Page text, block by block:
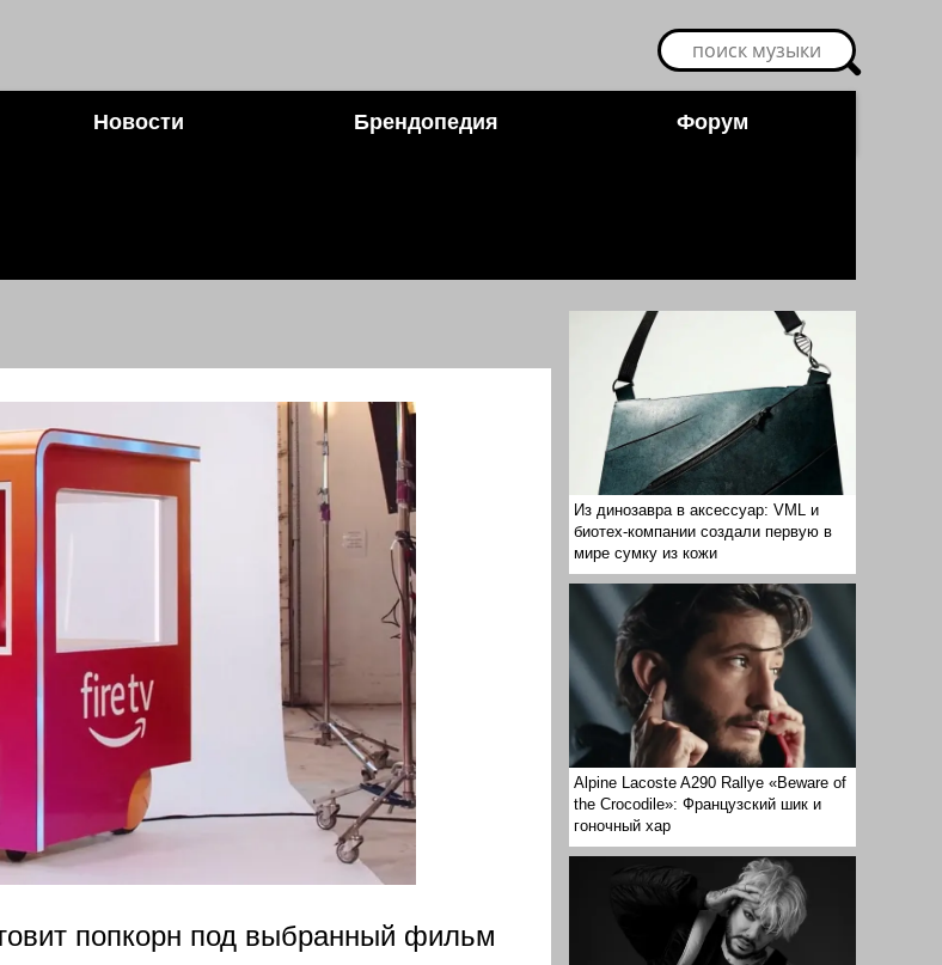
Новости Брендопедия Форум
Из динозавра в аксессуар: VML и
биотех-компании создали первую в
мире сумку из кожи
Alpine Lacoste A290 Rallye «Beware of
the Crocodile»: Французский шик и
гоночный хар
попкорн под выбранный фильм